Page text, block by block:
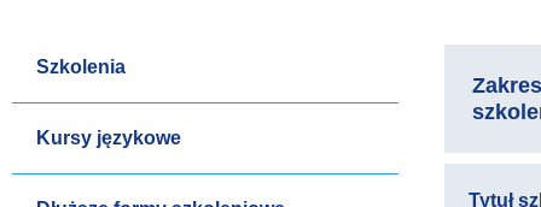
Szkolenia
Kursy językowe
Zakres
Tytuł